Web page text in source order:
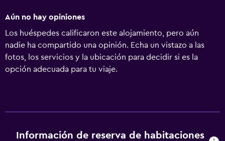
Aún no hay opiniones
Los huéspedes calificaron este alojamiento, pero aún
nadie ha compartido una opinión. Echa un vistazo a las
fotos, los servicios y la ubicación para decidir si es la
opción adecuada para tu viaje.
Información de reserva de habitaciones